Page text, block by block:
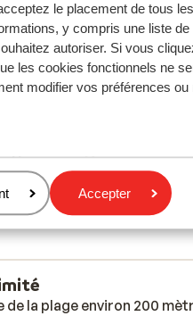
le placement de tous
y compris une liste
autoriser. Si vous
les cookies fonctionnels ne
modifier vos préférences
Accepter
en français (FR)
LorensenGroupes
de la plage environ 200